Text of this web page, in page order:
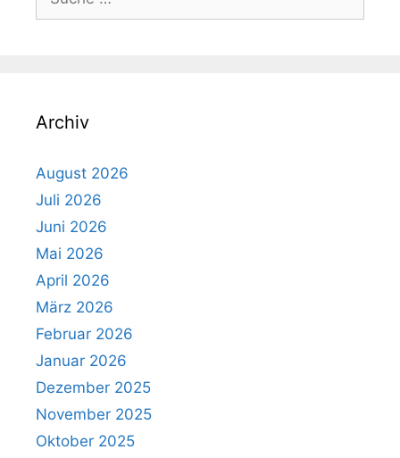
nach:
Archiv
August 2026
Juli 2026
Juni 2026
Mai 2026
April 2026
März 2026
Februar 2026
Januar 2026
Dezember 2025
November 2025
Oktober 2025